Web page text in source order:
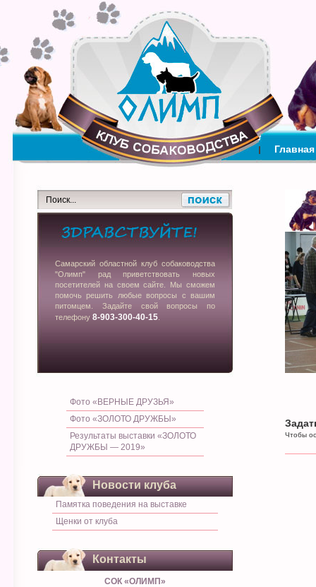
Главная
Самарский областной клуб собаководства
"Олимп" рад приветствовать новых
посетителей на своем сайте. Мы сможем
помочь решить любые вопросы с вашим
питомцем. Задайте свой вопросы по
телефону 8-903-300-40-15
Фото «ВЕРНЫЕ ДРУЗЬЯ»
Фото «ЗОЛОТО ДРУЖБЫ»
Результаты выставки «ЗОЛОТО
ДРУЖБЫ — 2019»
Новости клуба
Памятка поведения на выставке
Щенки от клуба
Контакты
СОК «ОЛИМП»
Чтобы